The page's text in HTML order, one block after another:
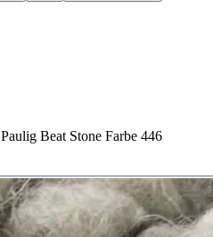
Paulig Beat Stone Farbe 446